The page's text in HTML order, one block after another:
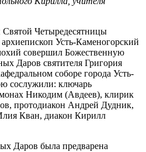
Четыредесятницы
Усть-Каменогорский
совершил Божественную
Даров святителя Григория
соборе города Усть-
сослужили: ключарь
Никодим (Авдеев), клирик
протодиакон Андрей Дудник,
Кван, диакон Кирилл
Даров была предварена